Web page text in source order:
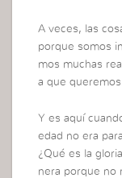
A veces, las
porque somos
mos muchas
a que
Y es aquí
edad no era
¿Qué es la
nera porque no